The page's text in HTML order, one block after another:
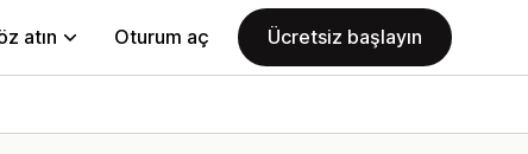
atın Oturum aç Ücretsiz başlayın